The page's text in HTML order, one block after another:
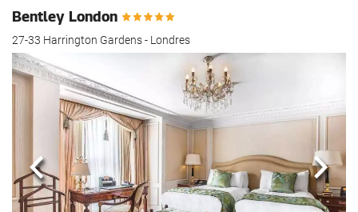
Bentley London
27-33 Harrington Gardens - Londres
Anterior